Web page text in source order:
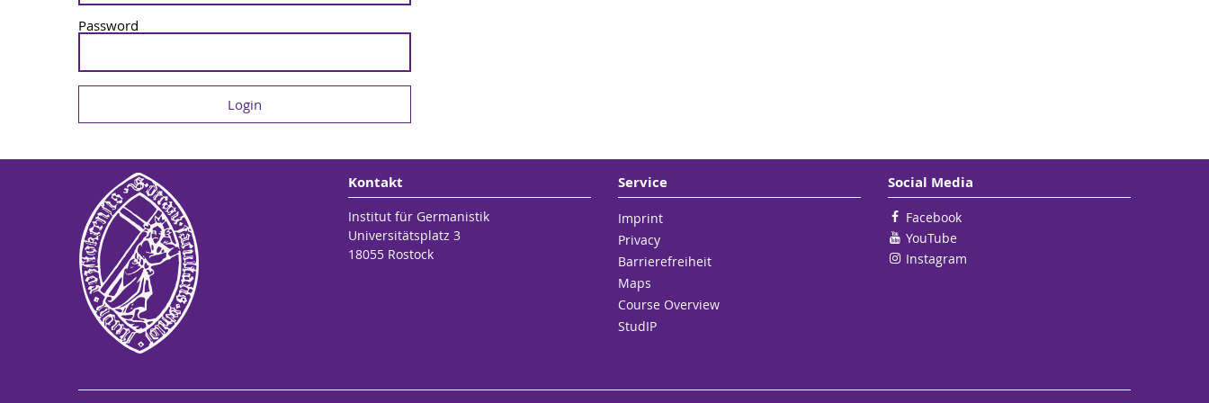
Password
Kontakt
Institut für Germanistik
Universitätsplatz 3
18055 Rostock
Service
Imprint
Privacy
Barrierefreiheit
Maps
Course Overview
StudIP
Social Media
Facebook
YouTube
Instagram